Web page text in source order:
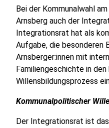
Bei der Kommunalwahl
Arnsberg auch der
Integrationsrat hat als
Aufgabe, die besonderen
Arnsberger:innen mit
Familiengeschichte in
Willensbildungsprozess
Kommunalpolitischer
Der Integrationsrat ist